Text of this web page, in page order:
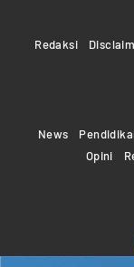
Redaksi
News
Opini